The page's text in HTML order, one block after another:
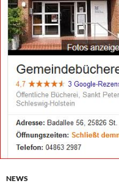
NEWS